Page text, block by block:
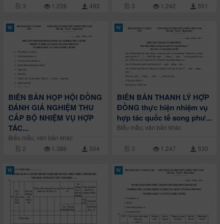
3
1.228 493
3
1.242 551
BIÊN BẢN HỌP HỘI ĐỒNG
ĐÁNH GIÁ NGHIỆM THU
CẤP BỘ NHIỆM VỤ HỢP
TÁC...
Biểu mẫu, văn bản khác
2
1.386 504
BIÊN BẢN THANH LÝ HỢP
ĐỒNG thực hiện nhiệm vụ
hợp tác quốc tế song phư...
Biểu mẫu, văn bản khác
3 1.247 530